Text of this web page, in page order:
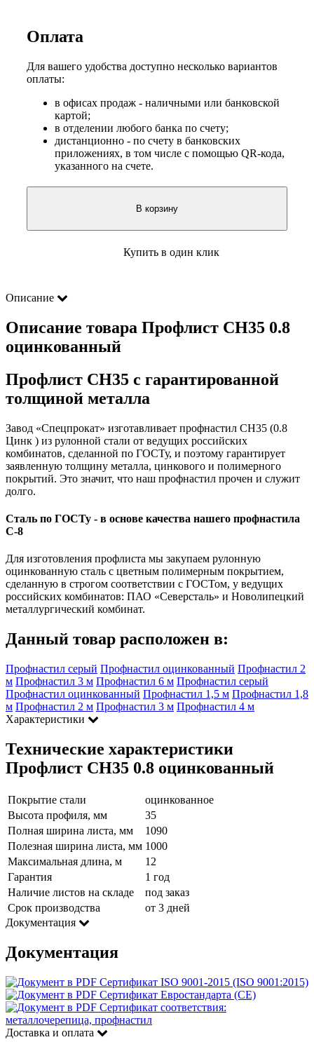
Оплата
Для вашего удобства доступно несколько вариантов
оплаты:
в офисах продаж - наличными или банковской
картой;
в отделении любого банка по счету;
дистанционно - по счету в банковских
приложениях, в том числе с помощью QR-кода,
указанного на счете.
В корзину
Купить в один клик
Описание
Описание товара Профлист СН35 0.8
оцинкованный
Профлист СН35 с гарантированной
толщиной металла
Завод «Спецпрокат» изготавливает профнастил СН35 (0.8
Цинк ) из рулонной стали от ведущих российских
комбинатов, сделанной по ГОСТу, и поэтому гарантирует
заявленную толщину металла, цинкового и полимерного
покрытий. Это значит, что наш профнастил прочен и служит
долго.
Сталь по ГОСТу - в основе качества нашего профнастила
C-8
Для изготовления профлиста мы закупаем рулонную
оцинкованную сталь с цветным полимерным покрытием,
сделанную в строгом соответствии с ГОСТом, у ведущих
российских комбинатов: ПАО «Северсталь» и Новолипецкий
металлургический комбинат.
Данный товар расположен в:
Профнастил серый Профнастил оцинкованный Профнастил 2
м Профнастил 3 м Профнастил 6 м Профнастил серый
Профнастил оцинкованный Профнастил 1,5 м Профнастил 1,8
м Профнастил 2 м Профнастил 3 м Профнастил 4 м
Характеристики
Технические характеристики
Профлист СН35 0.8 оцинкованный
Покрытие стали
оцинкованное
Высота профиля, мм
35
Полная ширина листа, мм
1090
Полезная ширина листа, мм 1000
Максимальная длина, м
12
Гарантия
1 год
Наличие листов на складе
под заказ
Срок производства
от 3 дней
Документация
Документация
Сертификат ISO 9001-2015 (ISO 9001:2015)
Сертификат Евростандарта (CE)
Сертификат соответствия:
металлочерепица, профнастил
Доставка и оплата